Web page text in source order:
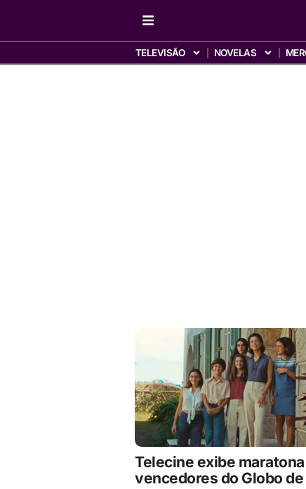
TELEVISÃO NOVELAS
Telecine exibe
vencedores do Globo de